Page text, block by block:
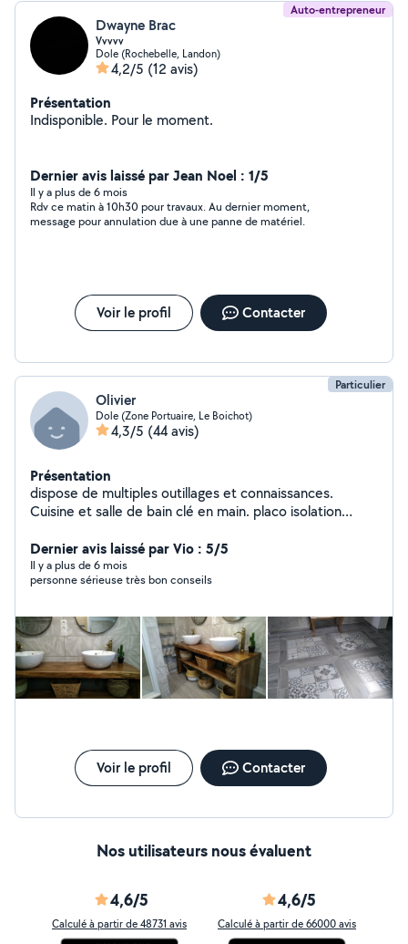
Auto-entrepreneur
Dwayne Brac
Vvvvv
Dole (Rochebelle, Landon)
4,2/5 (12 avis)
Présentation
Indisponible. Pour le moment.
Dernier avis laissé par Jean Noel : 1/5
Il y a plus de 6 mois
Rdv ce matin à 10h30 pour travaux. Au dernier moment,
message pour annulation due à une panne de matériel.
Voir le profil Contacter
Particulier
Olivier
Dole (Zone Portuaire, Le Boichot)
4,3/5 (44 avis)
Présentation
dispose de multiples outillages et connaissances.
Cuisine et salle de bain clé en main. placo isolation
cuisine et menuiserie ferronnerie arc et mig maçonnerie
plomberie électricité entretien espaces
verts...dépannage en tous genres..à faible coût..
désactivé et décoratif suivant volume. élagage taille
d'arbres. abattage....curage et débouchage
canalisations.... me contacter si un doute ou un conseil.
possibilté de location de quelques matériels.
Dernier avis laissé par Vio : 5/5
Il y a plus de 6 mois
personne sérieuse très bon conseils
Voir le profil Contacter
Nos utilisateurs nous évaluent
4,6/5
Calculé à partir de 48731 avis
4,6/5
Calculé à partir de 66000 avis